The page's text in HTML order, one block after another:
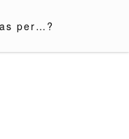
per…?